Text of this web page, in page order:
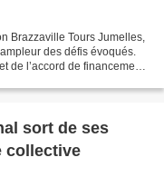
Brazzaville Tours Jumelles,
des défis évoqués.
de l’accord de financement
sort de ses
collective